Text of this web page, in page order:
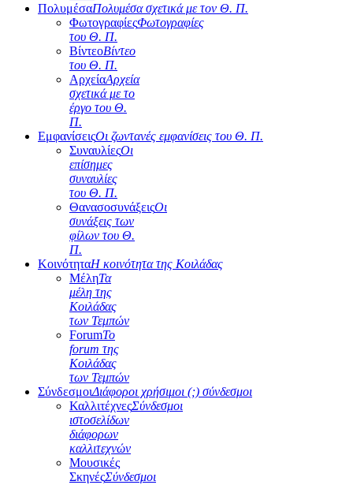
ΠολυμέσαΠολυμέσα σχετικά με τον Θ. Π.
ΦωτογραφίεςΦωτογραφίες
του Θ. Π.
ΒίντεοΒίντεο
του Θ. Π.
ΑρχείαΑρχεία
σχετικά με το
έργο του Θ.
Π.
ΕμφανίσειςΟι ζωντανές εμφανίσεις του Θ. Π.
ΣυναυλίεςΟι
επίσημες
συναυλίες
του Θ. Π.
ΘανασοσυνάξειςΟι
συνάξεις των
φίλων του Θ.
Π.
ΚοινότηταΗ κοινότητα της Κοιλάδας
ΜέληΤα
μέλη της
Κοιλάδας
των Τεμπών
ForumΤο
forum της
Κοιλάδας
των Τεμπών
ΣύνδεσμοιΔιάφοροι χρήσιμοι (;) σύνδεσμοι
ΚαλλιτέχνεςΣύνδεσμοι
ιστοσελίδων
διάφορων
καλλιτεχνών
Μουσικές
ΣκηνέςΣύνδεσμοι